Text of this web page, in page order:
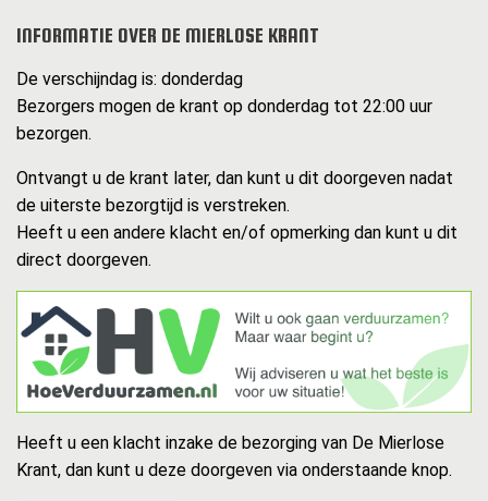
INFORMATIE OVER DE MIERLOSE KRANT
De verschijndag is: donderdag
Bezorgers mogen de krant op donderdag tot 22:00 uur
bezorgen.
Ontvangt u de krant later, dan kunt u dit doorgeven nadat
de uiterste bezorgtijd is verstreken.
Heeft u een andere klacht en/of opmerking dan kunt u dit
direct doorgeven.
Heeft u een klacht inzake de bezorging van De Mierlose
Krant, dan kunt u deze doorgeven via onderstaande knop.